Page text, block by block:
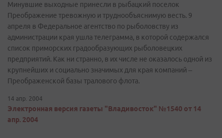
Минувшие выходные принесли в рыбацкий поселок
Преображение тревожную и труднообъяснимую весть. 9
апреля в Федеральное агентство по рыболовству из
администрации края ушла телеграмма, в которой содержался
список приморских градообразующих рыболовецких
предприятий. Как ни странно, в их числе не оказалось одной из
крупнейших и социально значимых для края компаний –
Преображенской базы тралового флота.
14 апр. 2004
Электронная версия газеты "Владивосток" №1540 от 14
апр. 2004